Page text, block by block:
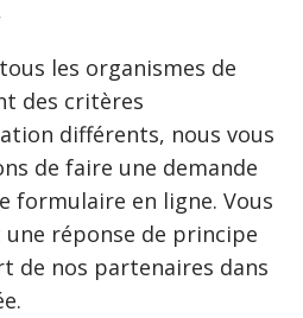
les organismes de
des critères
différents, nous vous
de faire une demande
formulaire en ligne. Vous
une réponse de principe
de nos partenaires dans